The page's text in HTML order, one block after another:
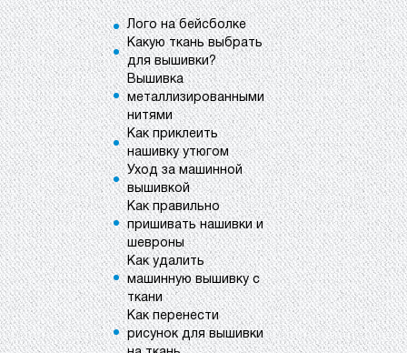
Лого на бейсболке
Какую ткань выбрать
для вышивки?
Вышивка
металлизированными
нитями
Как приклеить
нашивку утюгом
Уход за машинной
вышивкой
Как правильно
пришивать нашивки и
шевроны
Как удалить
машинную вышивку с
ткани
Как перенести
рисунок для вышивки